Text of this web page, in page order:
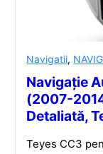
Navigatii,
Navigație
(2007-
Detaliată,
Teyes CC3